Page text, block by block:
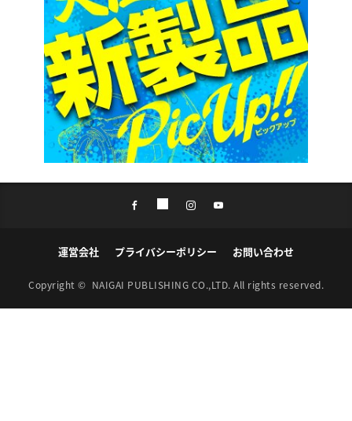
運営会社 プライバシーポリシー お問い合わせ
Copyright © NAIGAI PUBLISHING CO.,LTD. All rights reserved.